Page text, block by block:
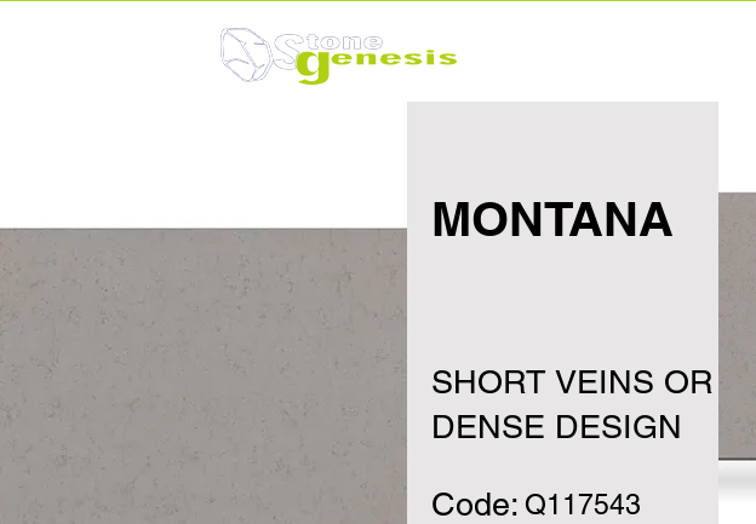
MONTANA
SHORT VEINS OR
DENSE DESIGN
Code: Q117543